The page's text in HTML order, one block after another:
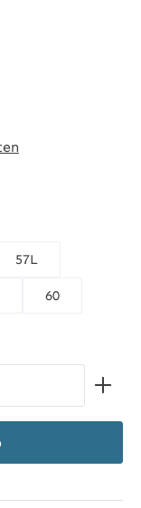
57L
60
Wert ein